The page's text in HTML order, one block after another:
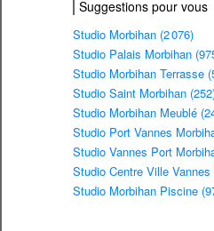
Suggestions pour vous
Studio Morbihan (2 076)
Studio Palais Morbihan
Studio Morbihan Terrasse
Studio Saint Morbihan
Studio Morbihan Meublé
Studio Port Vannes
Studio Vannes Port
Studio Centre Ville
Studio Morbihan Piscine